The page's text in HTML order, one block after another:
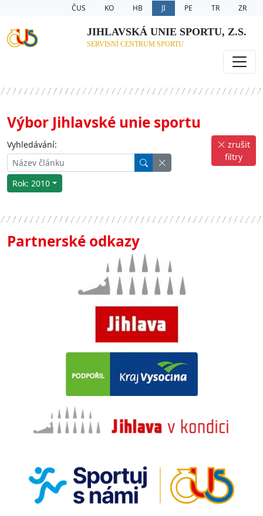
ČUS KO HB JI PE TR ZR
JIHLAVSKÁ UNIE SPORTU, Z.S.
SERVISNÍ CENTRUM SPORTU
Výbor Jihlavské unie sportu
Vyhledávání:
Rok: 2010
zrušit
filtry
Partnerské odkazy